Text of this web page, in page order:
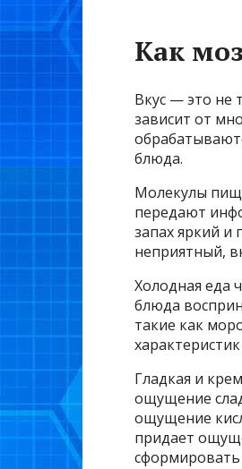
Как
Вкус — это не
зависит от
блюда.
Молекулы
передают
запах яркий и
неприятный,
Холодная еда
блюда
такие как
Гладкая и
ощущение
ощущение
придает